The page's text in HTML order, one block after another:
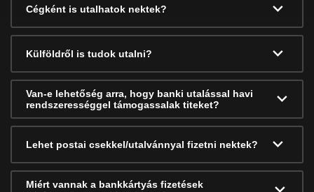
Cégként is utalhatok nektek?
Külföldről is tudok utalni?
Van-e lehetőség arra, hogy banki utalással havi
rendszerességgel támogassalak titeket?
Lehet postai csekkel/utalvánnyal fizetni nektek?
Miért vannak a bankkártyás fizetések